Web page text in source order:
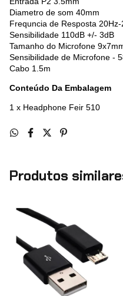
Diametro de som 40mm
Frequncia de Resposta 20Hz-
Sensibilidade 110dB +/- 3dB
Tamanho do Microfone
Sensibilidade de Microfone -
Cabo 1.5m
Conteúdo Da Embalagem
1 x Headphone Feir 510
Produtos